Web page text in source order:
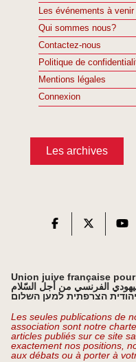
Les événements à venir
Qui sommes nous?
Contactez-nous
Politique de
Mentions légales
Connexion
Les archives
Union juive française
اليهودي الفرنسي من أجل السّلام
הצרפתית למען השלום
Les seules publications de
association sont notre
articles publiés sur ce site
exactement nos positions,
aux débats ou à porter à